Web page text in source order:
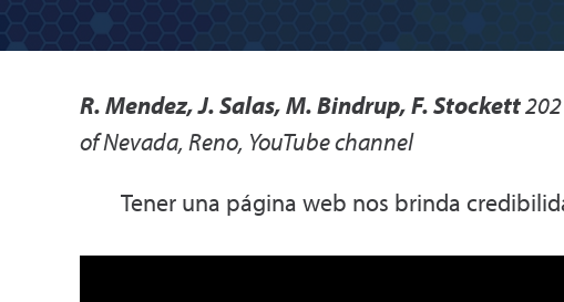
R. Mendez, J. Salas, M. Bindrup, F. Stockett
of Nevada, Reno, YouTube channel
Tener una página web nos brinda